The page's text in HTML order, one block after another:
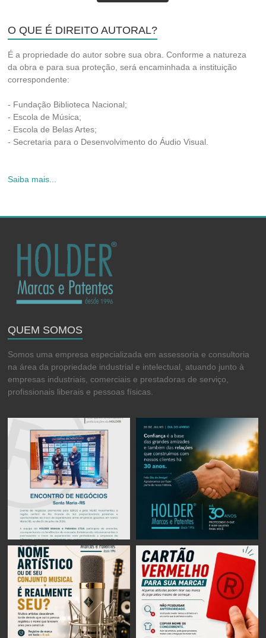
O QUE É DIREITO AUTORAL?
É a propriedade do autor sobre sua obra. Conforme a natureza
da obra e para sua proteção, será encaminhada a instituição
correspondente:
- Fundação Biblioteca Nacional;
- Escola de Música;
- Escola de Belas Artes;
- Secretaria para o Desenvolvimento do Áudio Visual.
Saiba mais...
QUEM SOMOS
Somos uma empresa especializada em assessoria e consultoria
na área da propriedade industrial e intelectual, atuando junto à
empresas industriais, comerciais e prestadoras de serviço,
profissionais liberais e pessoas físicas.